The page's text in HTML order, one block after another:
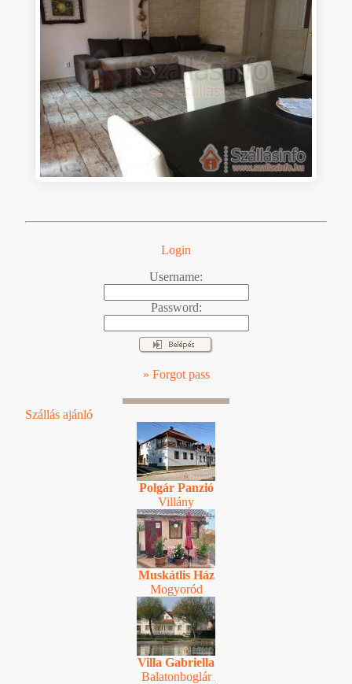
Login
Username:
Password:
» Forgot pass
Szállás ajánló
Polgár Panzió
Villány
Muskátlis Ház
Mogyoród
Villa Gabriella
Balatonboglár